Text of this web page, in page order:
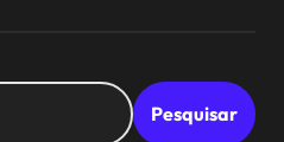
Pesquisar